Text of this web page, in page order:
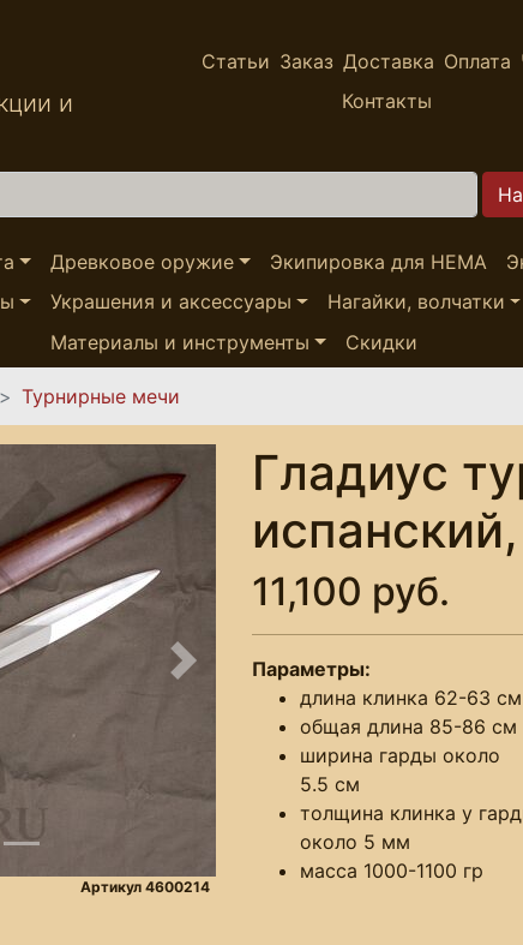
и
Статьи Заказ Доставка Оплата
Контакты
Древковое оружие Экипировка для HEMA
Украшения и аксессуары Нагайки, волчатки
Материалы и инструменты
Скидки
Турнирные мечи
Следующее
Артикул 4600214
Гладиус
11,100 руб.
Параметры:
длина клинка 62-63 см
общая длина 85-86 см
ширина гарды около
5.5 см
толщина клинка у
около 5 мм
масса 1000-1100 гр